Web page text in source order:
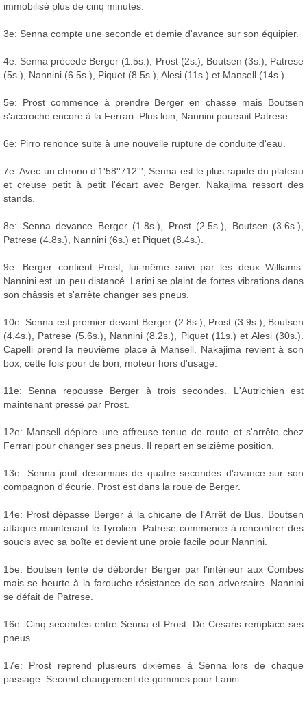
immobilisé plus de cinq minutes.
3e: Senna compte une seconde et demie d'avance sur son équipier.
4e: Senna précède Berger (1.5s.), Prost (2s.), Boutsen (3s.), Patrese
(5s.), Nannini (6.5s.), Piquet (8.5s.), Alesi (11s.) et Mansell (14s.).
5e: Prost commence à prendre Berger en chasse mais Boutsen
s'accroche encore à la Ferrari. Plus loin, Nannini poursuit Patrese.
6e: Pirro renonce suite à une nouvelle rupture de conduite d'eau.
7e: Avec un chrono d'1'58''712''', Senna est le plus rapide du plateau
et creuse petit à petit l'écart avec Berger. Nakajima ressort des
stands.
8e: Senna devance Berger (1.8s.), Prost (2.5s.), Boutsen (3.6s.),
Patrese (4.8s.), Nannini (6s.) et Piquet (8.4s.).
9e: Berger contient Prost, lui-même suivi par les deux Williams.
Nannini est un peu distancé. Larini se plaint de fortes vibrations dans
son châssis et s'arrête changer ses pneus.
10e: Senna est premier devant Berger (2.8s.), Prost (3.9s.), Boutsen
(4.4s.), Patrese (5.6s.), Nannini (8.2s.), Piquet (11s.) et Alesi (30s.).
Capelli prend la neuvième place à Mansell. Nakajima revient à son
box, cette fois pour de bon, moteur hors d'usage.
11e: Senna repousse Berger à trois secondes. L'Autrichien est
maintenant pressé par Prost.
12e: Mansell déplore une affreuse tenue de route et s'arrête chez
Ferrari pour changer ses pneus. Il repart en seizième position.
13e: Senna jouit désormais de quatre secondes d'avance sur son
compagnon d'écurie. Prost est dans la roue de Berger.
14e: Prost dépasse Berger à la chicane de l'Arrêt de Bus. Boutsen
attaque maintenant le Tyrolien. Patrese commence à rencontrer des
soucis avec sa boîte et devient une proie facile pour Nannini.
15e: Boutsen tente de déborder Berger par l'intérieur aux Combes
mais se heurte à la farouche résistance de son adversaire. Nannini
se défait de Patrese.
16e: Cinq secondes entre Senna et Prost. De Cesaris remplace ses
pneus.
17e: Prost reprend plusieurs dixièmes à Senna lors de chaque
passage. Second changement de gommes pour Larini.